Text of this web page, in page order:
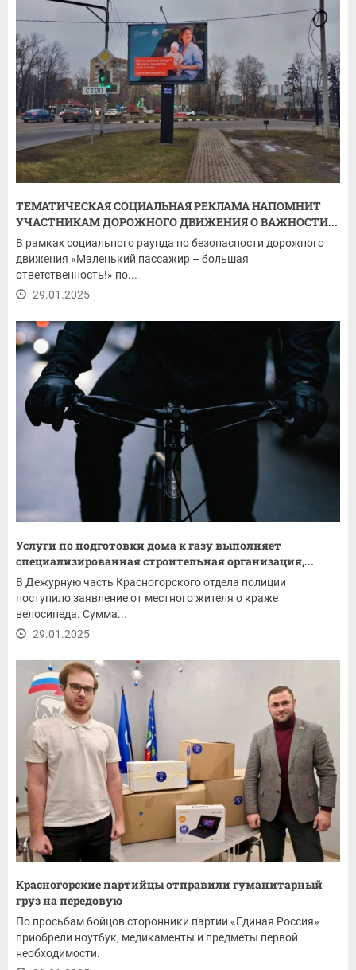
ТЕМАТИЧЕСКАЯ СОЦИАЛЬНАЯ РЕКЛАМА НАПОМНИТ
УЧАСТНИКАМ ДОРОЖНОГО ДВИЖЕНИЯ О ВАЖНОСТИ...
В рамках социального раунда по безопасности дорожного
движения «Маленький пассажир – большая
ответственность!» по...
29.01.2025
Услуги по подготовки дома к газу выполняет
специализированная строительная организация,...
В Дежурную часть Красногорского отдела полиции
поступило заявление от местного жителя о краже
велосипеда. Сумма...
29.01.2025
Красногорские партийцы отправили гуманитарный
груз на передовую
По просьбам бойцов сторонники партии «Единая Россия»
приобрели ноутбук, медикаменты и предметы первой
необходимости.